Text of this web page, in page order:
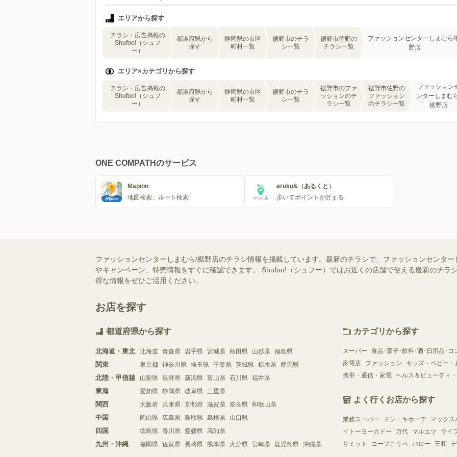
エリアから探す
チラシ・広告掲載の
Shufoo!（シュフ
ー）
都道府県から
探す
静岡県の市区
町村一覧
裾野市のチラ
シ一覧
裾野市佐野の
チラシ一覧
ファッションセンターしまむら/
野店
エリア×カテゴリから探す
チラシ・広告掲載の
Shufoo!（シュフ
ー）
都道府県から
探す
静岡県の市区
町村一覧
裾野市のチラ
シ一覧
裾野市のファ
ッションのチ
ラシ一覧
裾野市佐野の
ファッション
のチラシ一覧
ファッション
ンターしまむ
裾野店
ONE COMPATHのサービス
Mapion
地図検索、ルート検索
aruku&（あるくと）
歩いてポイントが貯まる
ファッションセンターしまむら/裾野店のチラシ情報を掲載しています。最新のチラシで、ファッションセンタ
やキャンペーン、特売情報をすぐに確認できます。 Shufoo!（シュフー）ではお近くの店舗で使える最新のチラ
得な情報をぜひご活用ください。
お店を探す
都道府県から探す
北海道・東北 北海道 青森県 岩手県 宮城県 秋田県 山形県 福島県
関東 東京都 神奈川県 埼玉県 千葉県 茨城県 栃木県 群馬県
北陸・甲信越 山梨県 長野県 新潟県 富山県 石川県 福井県
東海 愛知県 静岡県 岐阜県 三重県
関西 大阪府 兵庫県 京都府 滋賀県 奈良県 和歌山県
中国 岡山県 広島県 鳥取県 島根県 山口県
四国 徳島県 香川県 愛媛県 高知県
九州・沖縄 福岡県 佐賀県 長崎県 熊本県 大分県 宮崎県 鹿児島県 沖縄県
カテゴリから探す
スーパー 食品･菓子･飲料･酒･日用品･コ
家電店
ファッション キッズ・ベビー・
携帯・通信・家電 ヘルス＆ビューティ
よく行くお店から探す
業務スーパー ドン・キホーテ マックス
イトーヨーカドー
万代 マルエツ ライ
サミット
コープこうべ バロー 三和